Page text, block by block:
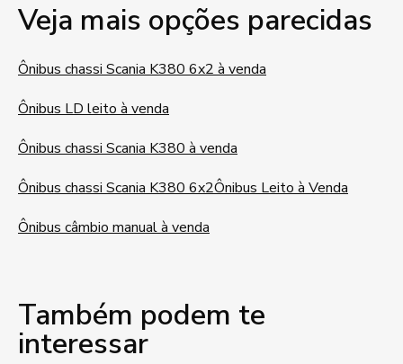
Veja mais opções parecidas
Ônibus chassi Scania K380 6x2 à venda
Ônibus LD leito à venda
Ônibus chassi Scania K380 à venda
Ônibus chassi Scania K380 6x2Ônibus Leito à Venda
Ônibus câmbio manual à venda
Também podem te
interessar